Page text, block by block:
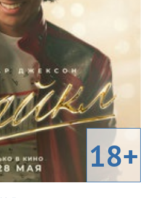
18+